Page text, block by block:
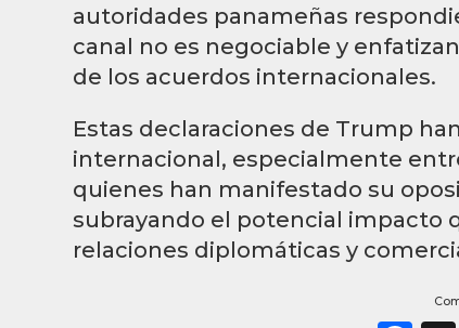
autoridades panameñas
canal no es negociable y
de los acuerdos internacionales.
Estas declaraciones de Trump
internacional, especialmente
quienes han manifestado su
subrayando el potencial impacto
relaciones diplomáticas y